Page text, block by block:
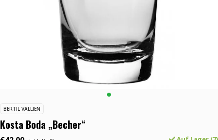
BERTIL VALLIEN
Kosta Boda „Becher“